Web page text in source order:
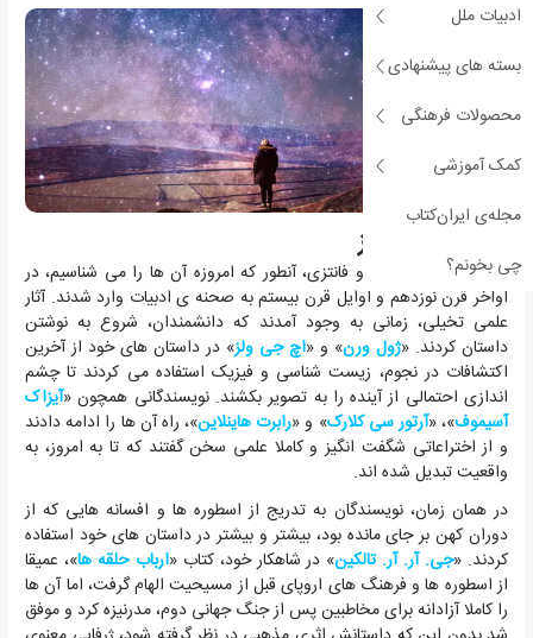
ادبیات ملل
بسته های پیشنهادی
محصولات فرهنگی
کمک آموزشی
مجله‌ی ایران‌کتاب
چی بخونم؟
بازگشت به آغاز
ژانرهای علمی تخیلی و فانتزی، آنطور که امروزه آن ها را می شناسیم، در
اواخر قرن نوزدهم و اوایل قرن بیستم به صحنه ی ادبیات وارد شدند. آثار
علمی تخیلی، زمانی به وجود آمدند که دانشمندان، شروع به نوشتن
داستان کردند. «ژول ورن» و «اچ جی ولز» در داستان های خود از آخرین
اکتشافات در نجوم، زیست شناسی و فیزیک استفاده می کردند تا چشم
اندازی احتمالی از آینده را به تصویر بکشند. نویسندگانی همچون «آیزاک
آسیموف»، «آرتور سی کلارک» و «رابرت هاینلاین»، راه آن ها را ادامه دادند
و از اختراعاتی شگفت انگیز و کاملا علمی سخن گفتند که تا به امروز، به
واقعیت تبدیل شده اند.
در همان زمان، نویسندگان به تدریج از اسطوره ها و افسانه هایی که از
دوران کهن بر جای مانده بود، بیشتر و بیشتر در داستان های خود استفاده
کردند. «جی. آر. آر. تالکین» در شاهکار خود، کتاب «ارباب حلقه ها»، عمیقا
از اسطوره ها و فرهنگ های اروپای قبل از مسیحیت الهام گرفت، اما آن ها
را کاملا آزادانه برای مخاطبین پس از جنگ جهانی دوم، مدرنیزه کرد و موفق